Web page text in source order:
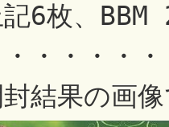
記6枚、
・・・・・
封結果の画